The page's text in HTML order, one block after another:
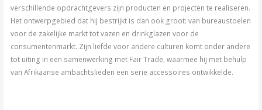
verschillende opdrachtgevers zijn producten en projecten te realiseren.
Het ontwerpgebied dat hij bestrijkt is dan ook groot: van bureaustoelen
voor de zakelijke markt tot vazen en drinkglazen voor de
consumentenmarkt. Zijn liefde voor andere culturen komt onder andere
tot uiting in een samenwerking met Fair Trade, waarmee hij met behulp
van Afrikaanse ambachtslieden een serie accessoires ontwikkelde.